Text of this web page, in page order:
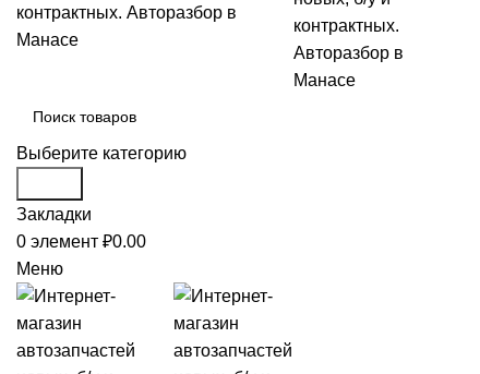
Выберите категорию
Закладки
0 элемент ₽0.00
Меню